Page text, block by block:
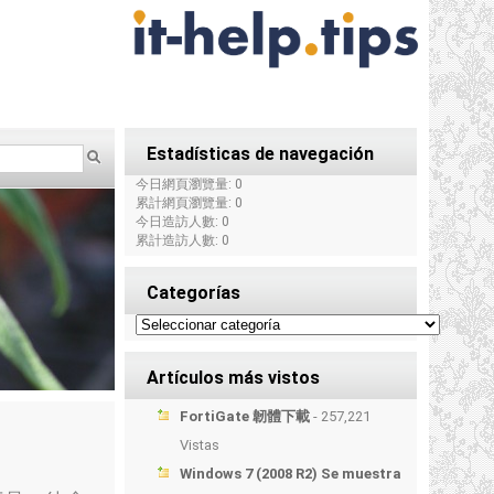
Estadísticas de navegación
今日網頁瀏覽量: 0
累計網頁瀏覽量: 0
今日造訪人數: 0
累計造訪人數: 0
Categorías
Artículos más vistos
FortiGate 韌體下載 - 257,221
Vistas
Windows 7 (2008 R2) Se muestra